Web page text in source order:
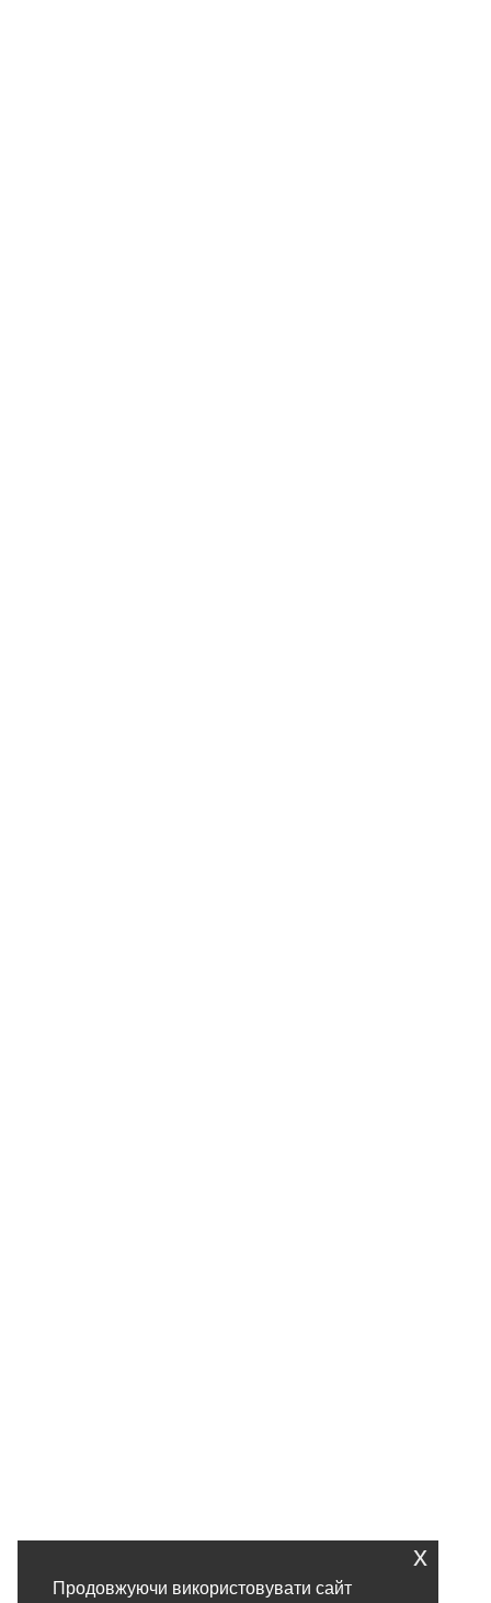
Продовжуючи використовувати сайт
x